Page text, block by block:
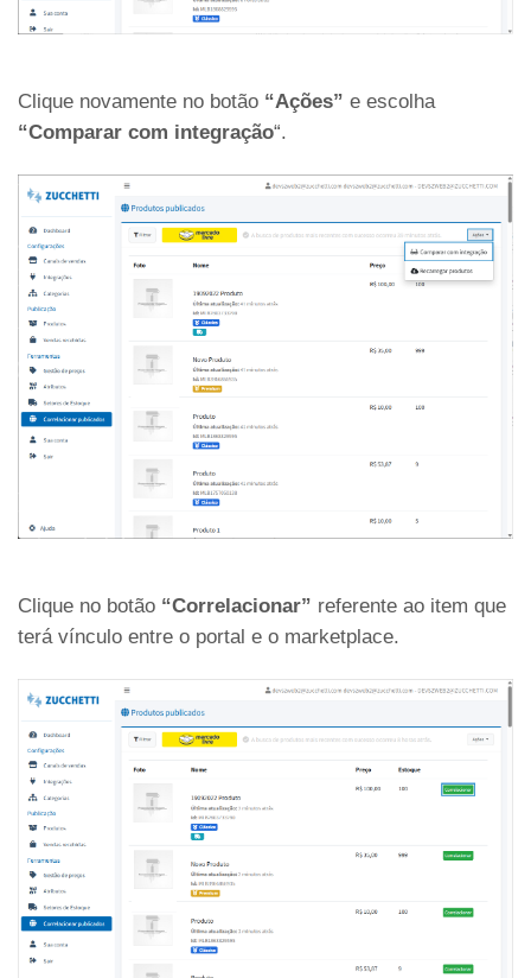
Clique novamente no botão “Ações” e escolha
“Comparar com integração“.
Clique no botão “Correlacionar” referente ao item que
terá vínculo entre o portal e o marketplace.